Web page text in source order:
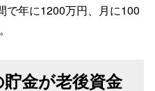
で年に1200万円、月に100
金が老後資金